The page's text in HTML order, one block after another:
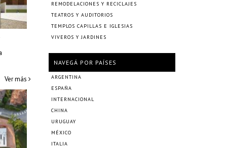
Ver más
REMODELACIONES Y RECICLAJES
TEATROS Y AUDITORIOS
TEMPLOS CAPILLAS E IGLESIAS
VIVEROS Y JARDINES
NAVEGÁ POR PAÍSES
ARGENTINA
ESPAÑA
INTERNACIONAL
CHINA
URUGUAY
MÉXICO
ITALIA